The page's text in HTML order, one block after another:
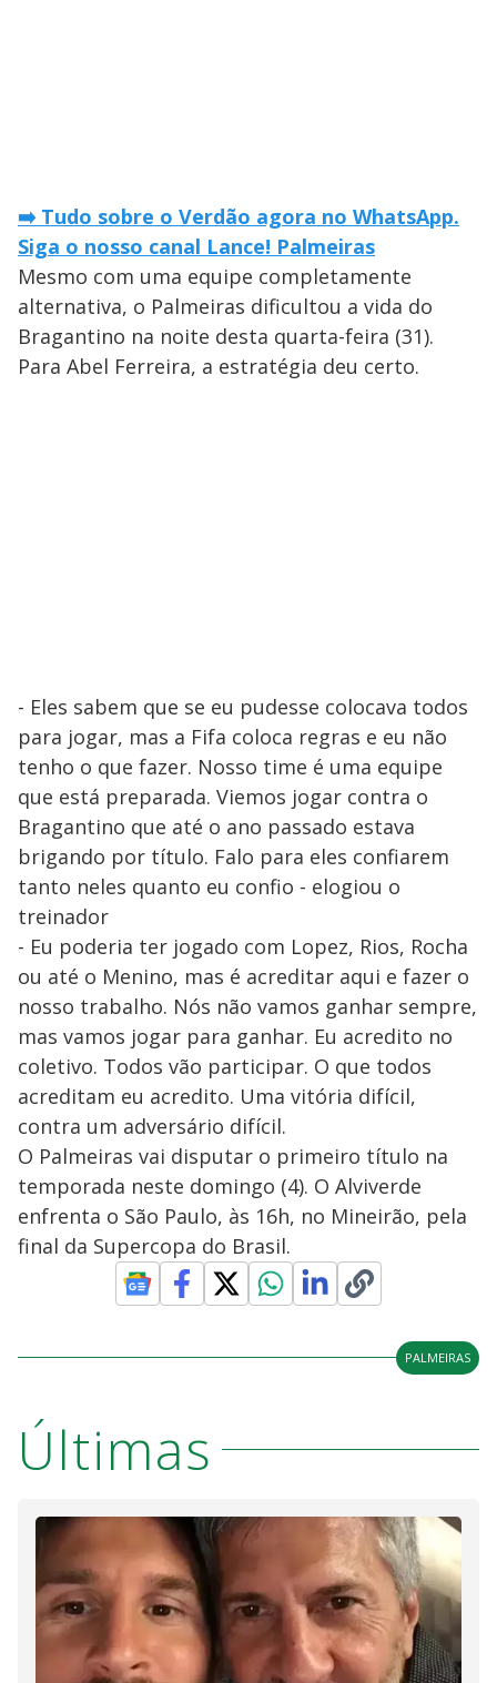
➡️ Tudo sobre o Verdão agora no WhatsApp.
Siga o nosso canal Lance! Palmeiras
Mesmo com uma equipe completamente
alternativa, o Palmeiras dificultou a vida do
Bragantino na noite desta quarta-feira (31).
Para Abel Ferreira, a estratégia deu certo.
- Eles sabem que se eu pudesse colocava todos
para jogar, mas a Fifa coloca regras e eu não
tenho o que fazer. Nosso time é uma equipe
que está preparada. Viemos jogar contra o
Bragantino que até o ano passado estava
brigando por título. Falo para eles confiarem
tanto neles quanto eu confio - elogiou o
treinador
- Eu poderia ter jogado com Lopez, Rios, Rocha
ou até o Menino, mas é acreditar aqui e fazer o
nosso trabalho. Nós não vamos ganhar sempre,
mas vamos jogar para ganhar. Eu acredito no
coletivo. Todos vão participar. O que todos
acreditam eu acredito. Uma vitória difícil,
contra um adversário difícil.
O Palmeiras vai disputar o primeiro título na
temporada neste domingo (4). O Alviverde
enfrenta o São Paulo, às 16h, no Mineirão, pela
final da Supercopa do Brasil.
PALMEIRAS
Últimas